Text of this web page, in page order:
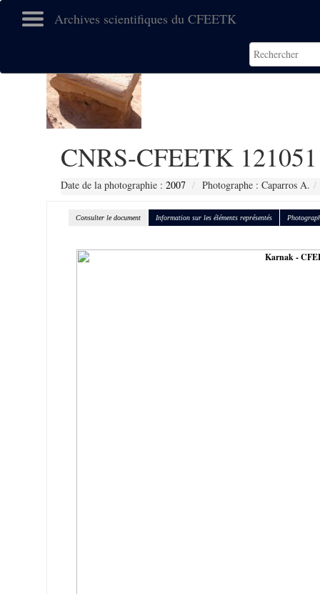
Archives scientifiques du CFEETK
CNRS-CFEETK 121051
Date de la photographie : 2007 Photographe : Caparros A.
Consulter le document Information sur les éléments représentés